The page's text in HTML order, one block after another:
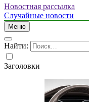
Новостная рассылка
Случайные новости
Меню
Найти:
Заголовки